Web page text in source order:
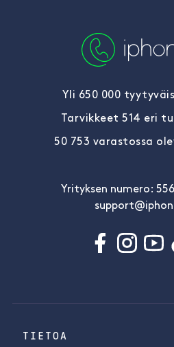
Yli 650 000
Tarvikkeet 514 eri
50 753 varastossa
Yrityksen numero:
TIETOA